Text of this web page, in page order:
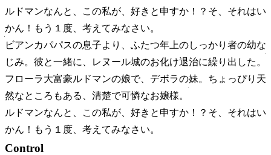
ルドマンなんと、この私が、好きと申すか！？そ、それはい
かん！もう１度、考えてみなさい。
ビアンカパパスの息子より、ふたつ年上のしっかり者の幼な
じみ。彼と一緒に、レヌール城のお化け退治に繰り出した。
フローラ大富豪ルドマンの娘で、デボラの妹。ちょっぴり天
然なところもある、清楚で可憐なお嬢様。
ルドマンなんと、この私が、好きと申すか！？そ、それはい
かん！もう１度、考えてみなさい。
Control